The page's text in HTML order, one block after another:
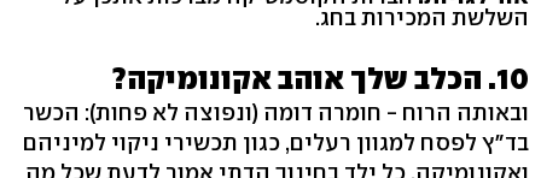
השלשת המכירות בחג.
10. הכלב שלך אוהב אקונומיקה?
ובאותה הרוח - חומרה דומה (ונפוצה לא פחות): הכשר
בד"ץ לפסח למגוון רעלים, כגון תכשירי ניקוי למיניהם